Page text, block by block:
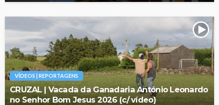
VÍDEOS | REPORTAGENS
CRUZAL | Vacada da Ganadaria António Leonardo
no Senhor Bom Jesus 2026 (c/ vídeo)